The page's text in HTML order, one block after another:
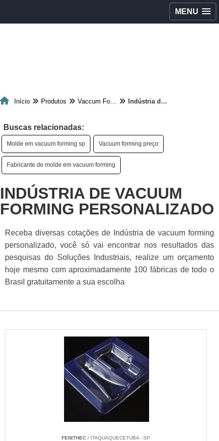
MENU
Início Produtos Vaccum Forming Indústria de vacuum forming personalizado
Buscas relacionadas:
Molde em vacuum forming sp Vacuum forming preço
Fabricante de molde em vacuum forming
INDÚSTRIA DE VACUUM
FORMING PERSONALIZADO
Receba diversas cotações de Indústria de vacuum forming
personalizado, você só vai encontrar nos resultados das
pesquisas do Soluções Industriais, realize um orçamento
hoje mesmo com aproximadamente 100 fábricas de todo o
Brasil gratuitamente a sua escolha
FENITHEC / ITAQUAQUECETUBA - SP